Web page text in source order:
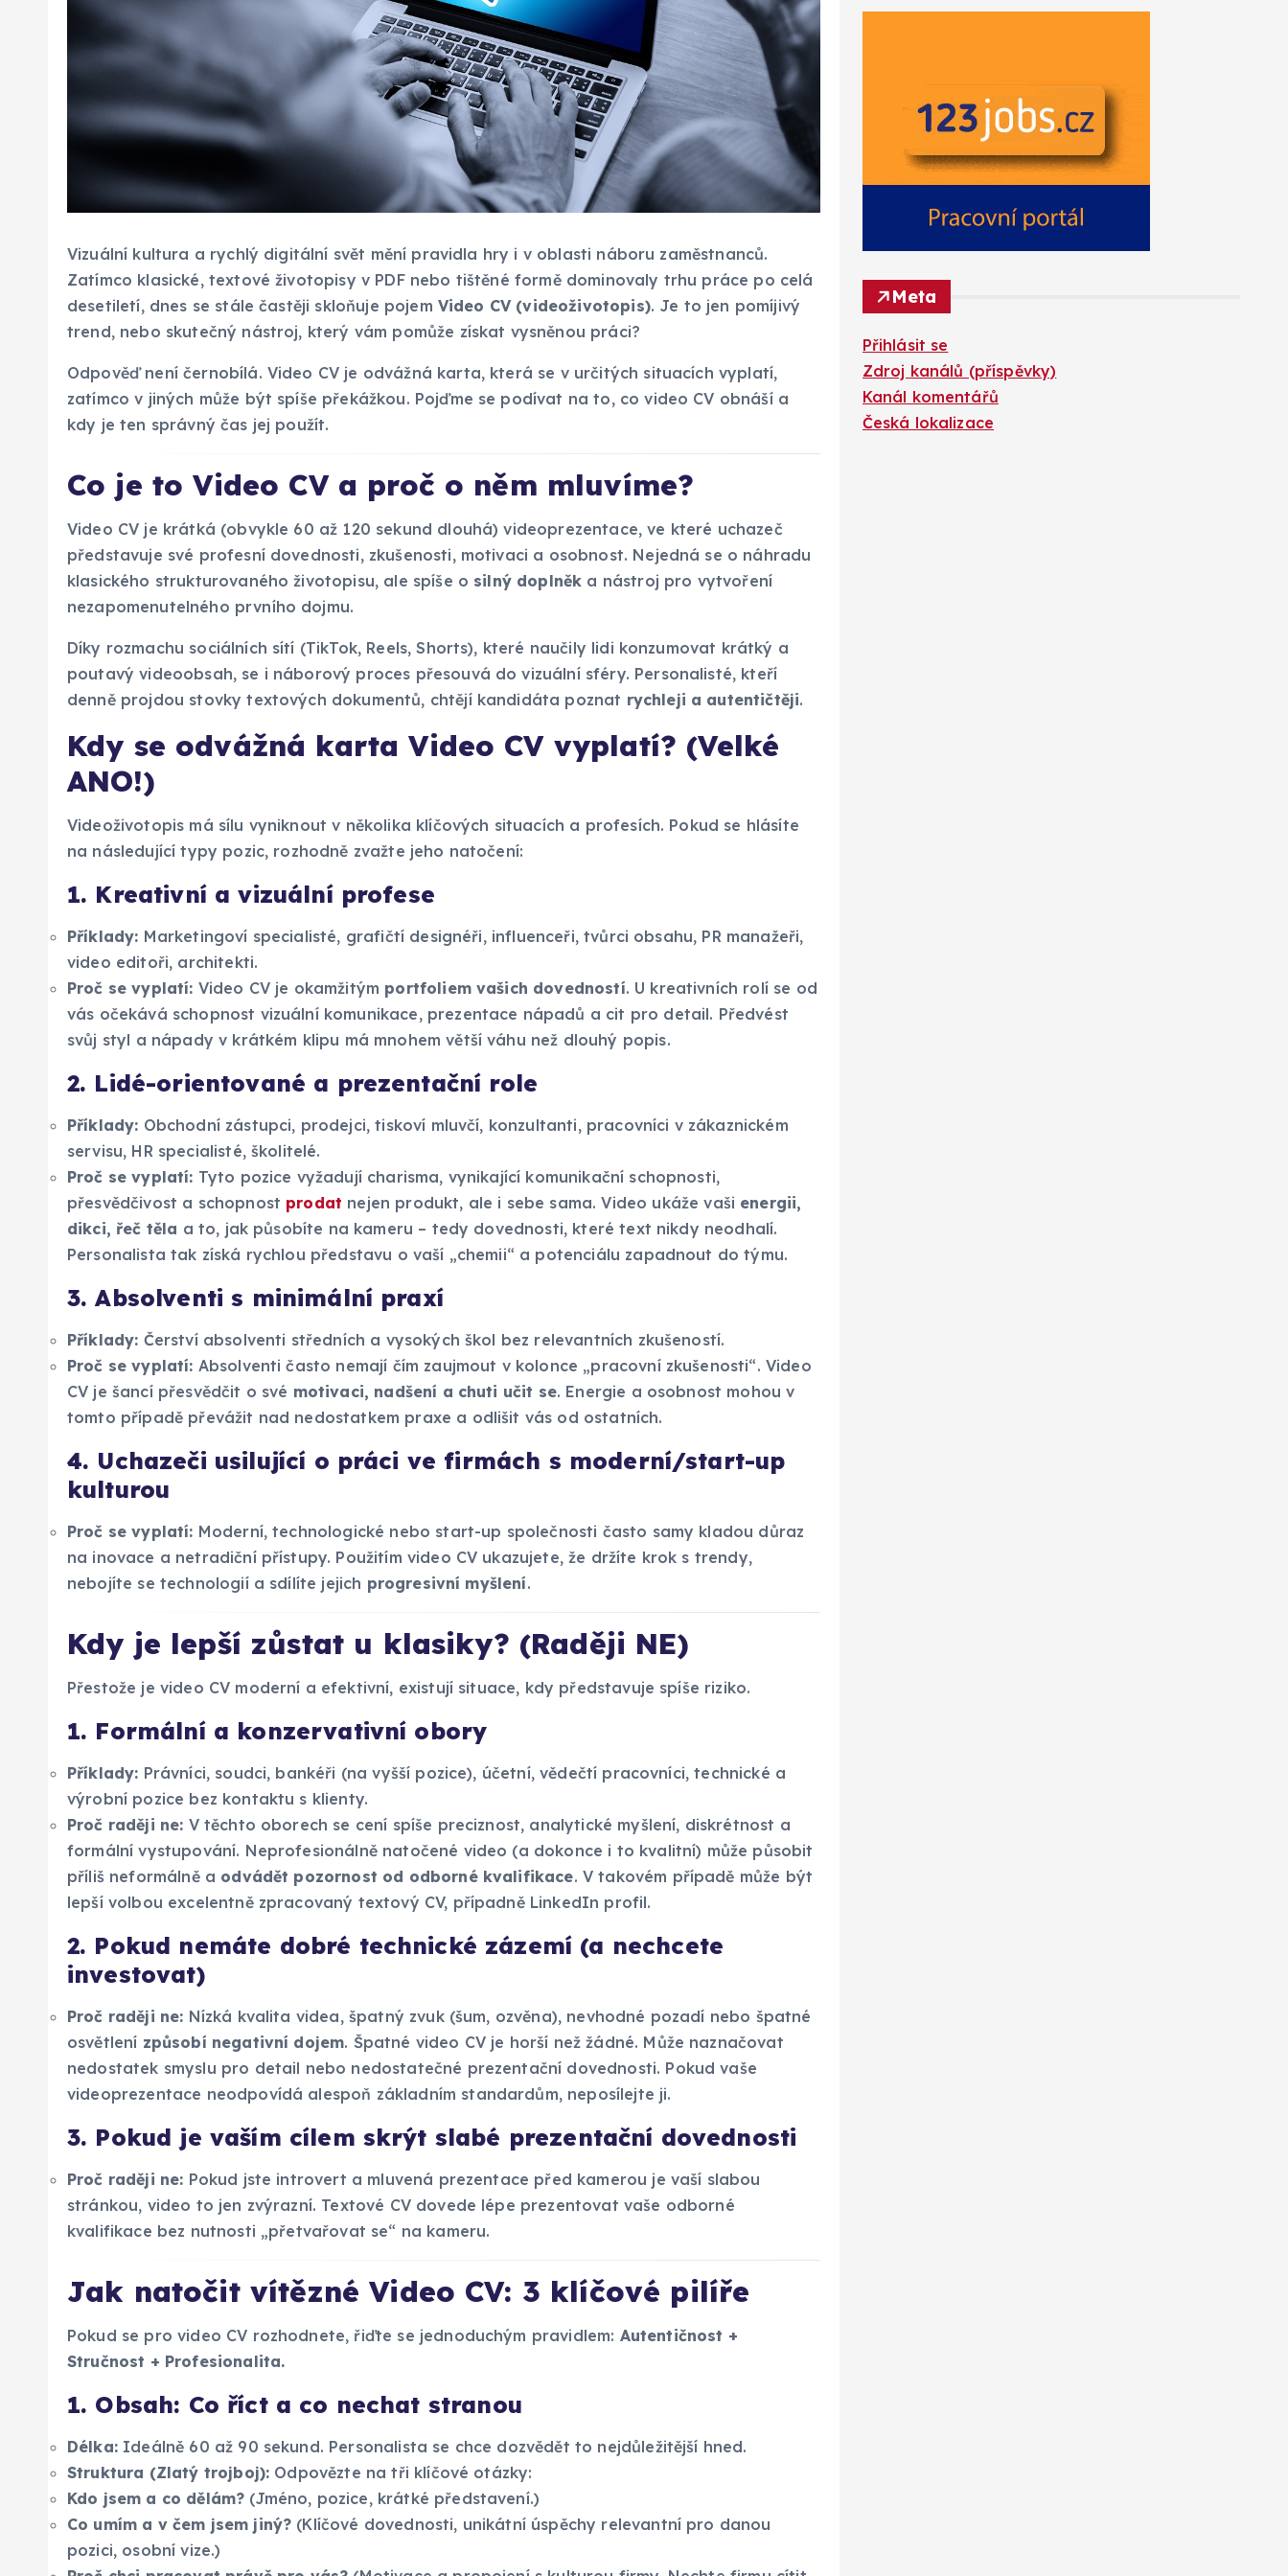
Vizuální kultura a rychlý digitální svět mění pravidla hry i v oblasti náboru zaměstnanců.
Zatímco klasické, textové životopisy v PDF nebo tištěné formě dominovaly trhu práce po celá
desetiletí, dnes se stále častěji skloňuje pojem Video CV (videoživotopis). Je to jen pomíjivý
trend, nebo skutečný nástroj, který vám pomůže získat vysněnou práci?
Odpověď není černobílá. Video CV je odvážná karta, která se v určitých situacích vyplatí,
zatímco v jiných může být spíše překážkou. Pojďme se podívat na to, co video CV obnáší a
kdy je ten správný čas jej použít.
Co je to Video CV a proč o něm mluvíme?
Video CV je krátká (obvykle 60 až 120 sekund dlouhá) videoprezentace, ve které uchazeč
představuje své profesní dovednosti, zkušenosti, motivaci a osobnost. Nejedná se o náhradu
klasického strukturovaného životopisu, ale spíše o silný doplněk a nástroj pro vytvoření
nezapomenutelného prvního dojmu.
Díky rozmachu sociálních sítí (TikTok, Reels, Shorts), které naučily lidi konzumovat krátký a
poutavý videoobsah, se i náborový proces přesouvá do vizuální sféry. Personalisté, kteří
denně projdou stovky textových dokumentů, chtějí kandidáta poznat rychleji a autentičtěji.
Kdy se odvážná karta Video CV vyplatí? (Velké
ANO!)
Videoživotopis má sílu vyniknout v několika klíčových situacích a profesích. Pokud se hlásíte
na následující typy pozic, rozhodně zvažte jeho natočení:
1. Kreativní a vizuální profese
Příklady: Marketingoví specialisté, grafičtí designéři, influenceři, tvůrci obsahu, PR manažeři,
video editoři, architekti.
Proč se vyplatí: Video CV je okamžitým portfoliem vašich dovedností. U kreativních rolí se od
vás očekává schopnost vizuální komunikace, prezentace nápadů a cit pro detail. Předvést
svůj styl a nápady v krátkém klipu má mnohem větší váhu než dlouhý popis.
2. Lidé-orientované a prezentační role
Příklady: Obchodní zástupci, prodejci, tiskoví mluvčí, konzultanti, pracovníci v zákaznickém
servisu, HR specialisté, školitelé.
Proč se vyplatí: Tyto pozice vyžadují charisma, vynikající komunikační schopnosti,
přesvědčivost a schopnost prodat nejen produkt, ale i sebe sama. Video ukáže vaši energii,
dikci, řeč těla a to, jak působíte na kameru – tedy dovednosti, které text nikdy neodhalí.
Personalista tak získá rychlou představu o vaší „chemii“ a potenciálu zapadnout do týmu.
3. Absolventi s minimální praxí
Příklady: Čerství absolventi středních a vysokých škol bez relevantních zkušeností.
Proč se vyplatí: Absolventi často nemají čím zaujmout v kolonce „pracovní zkušenosti“. Video
CV je šancí přesvědčit o své motivaci, nadšení a chuti učit se. Energie a osobnost mohou v
tomto případě převážit nad nedostatkem praxe a odlišit vás od ostatních.
4. Uchazeči usilující o práci ve firmách s moderní/start-up
kulturou
Proč se vyplatí: Moderní, technologické nebo start-up společnosti často samy kladou důraz
na inovace a netradiční přístupy. Použitím video CV ukazujete, že držíte krok s trendy,
nebojíte se technologií a sdílíte jejich progresivní myšlení.
Kdy je lepší zůstat u klasiky? (Raději NE)
Přestože je video CV moderní a efektivní, existují situace, kdy představuje spíše riziko.
1. Formální a konzervativní obory
Příklady: Právníci, soudci, bankéři (na vyšší pozice), účetní, vědečtí pracovníci, technické a
výrobní pozice bez kontaktu s klienty.
Proč raději ne: V těchto oborech se cení spíše preciznost, analytické myšlení, diskrétnost a
formální vystupování. Neprofesionálně natočené video (a dokonce i to kvalitní) může působit
příliš neformálně a odvádět pozornost od odborné kvalifikace. V takovém případě může být
lepší volbou excelentně zpracovaný textový CV, případně LinkedIn profil.
2. Pokud nemáte dobré technické zázemí (a nechcete
investovat)
Proč raději ne: Nízká kvalita videa, špatný zvuk (šum, ozvěna), nevhodné pozadí nebo špatné
osvětlení způsobí negativní dojem. Špatné video CV je horší než žádné. Může naznačovat
nedostatek smyslu pro detail nebo nedostatečné prezentační dovednosti. Pokud vaše
videoprezentace neodpovídá alespoň základním standardům, neposílejte ji.
3. Pokud je vaším cílem skrýt slabé prezentační dovednosti
Proč raději ne: Pokud jste introvert a mluvená prezentace před kamerou je vaší slabou
stránkou, video to jen zvýrazní. Textové CV dovede lépe prezentovat vaše odborné
kvalifikace bez nutnosti „přetvařovat se“ na kameru.
Jak natočit vítězné Video CV: 3 klíčové pilíře
Pokud se pro video CV rozhodnete, řiďte se jednoduchým pravidlem: Autentičnost +
Stručnost + Profesionalita.
1. Obsah: Co říct a co nechat stranou
Délka:Ideálně 60 až 90 sekund. Personalista se chce dozvědět to nejdůležitější hned.
Struktura (Zlatý trojboj): Odpovězte na tři klíčové otázky:
Kdo jsem a co dělám? (Jméno, pozice, krátké představení.)
Co umím a v čem jsem jiný? (Klíčové dovednosti, unikátní úspěchy relevantní pro danou
pozici, osobní vize.)
Meta
Přihlásit se
Zdroj kanálů (příspěvky)
Kanál komentářů
Česká lokalizace